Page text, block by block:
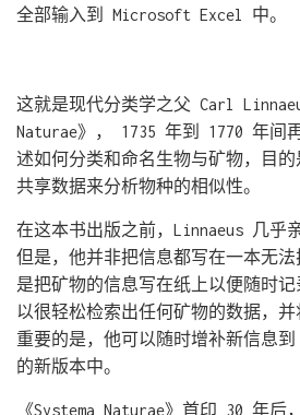
全部输入到 Microsoft Excel 中。
这就是现代分类学之父 Carl
Naturae》， 1735 年到 1770 年间
述如何分类和命名生物与矿物，目
共享数据来分析物种的相似性。
在这本书出版之前，Linnaeus 几乎
但是，他并非把信息都写在一本无
是把矿物的信息写在纸上以便随时
以很轻松检索出任何矿物的数据，
重要的是，他可以随时增补新信息到
的新版本中。
《Systema Naturae》首印 30 年后